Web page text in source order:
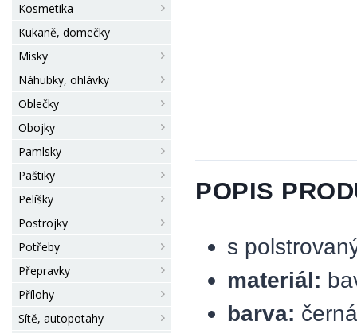
Kosmetika
Kukaně, domečky
Misky
Náhubky, ohlávky
Oblečky
Obojky
Pamlsky
Paštiky
Pelíšky
Postrojky
Potřeby
Přepravky
Přílohy
Sítě, autopotahy
POPIS
s
materiál:
barva: černá